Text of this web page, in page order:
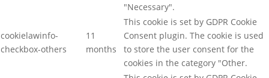
"Necessary".
cookielawinfo-
checkbox-others
11
months
This cookie is set by GDPR Cookie
Consent plugin. The cookie is used
to store the user consent for the
cookies in the category "Other.